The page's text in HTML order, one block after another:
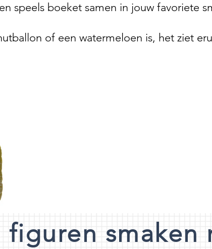
speels boeket samen in jouw favoriete
of een watermeloen is, het ziet
smaken